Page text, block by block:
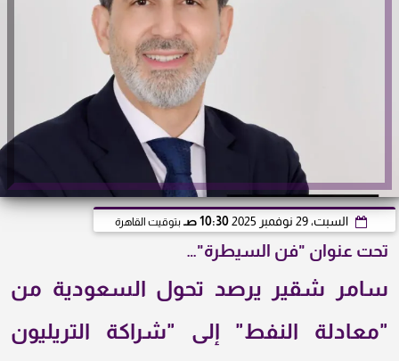
السبت، 29 نوفمبر 2025 10:30 صـ بتوقيت القاهرة
تحت عنوان "فن السيطرة"…
سامر شقير يرصد تحول السعودية من
"معادلة النفط" إلى "شراكة التريليون